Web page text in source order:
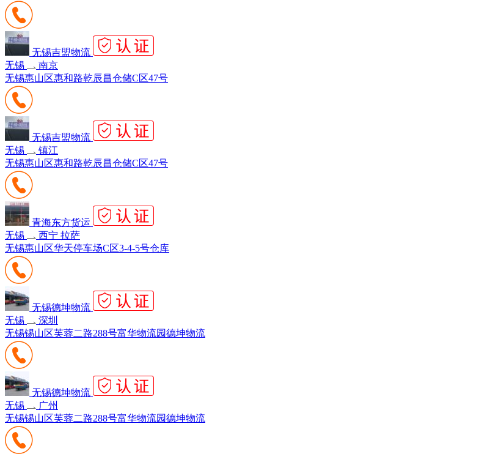
无锡吉盟物流
无锡
南京
无锡惠山区惠和路乾辰昌仓储C区47号
无锡吉盟物流
无锡
镇江
无锡惠山区惠和路乾辰昌仓储C区47号
青海东方货运
无锡
西宁 拉萨
无锡惠山区华天停车场C区3-4-5号仓库
无锡德坤物流
无锡
深圳
无锡锡山区芙蓉二路288号富华物流园德坤物流
无锡德坤物流
无锡
广州
无锡锡山区芙蓉二路288号富华物流园德坤物流